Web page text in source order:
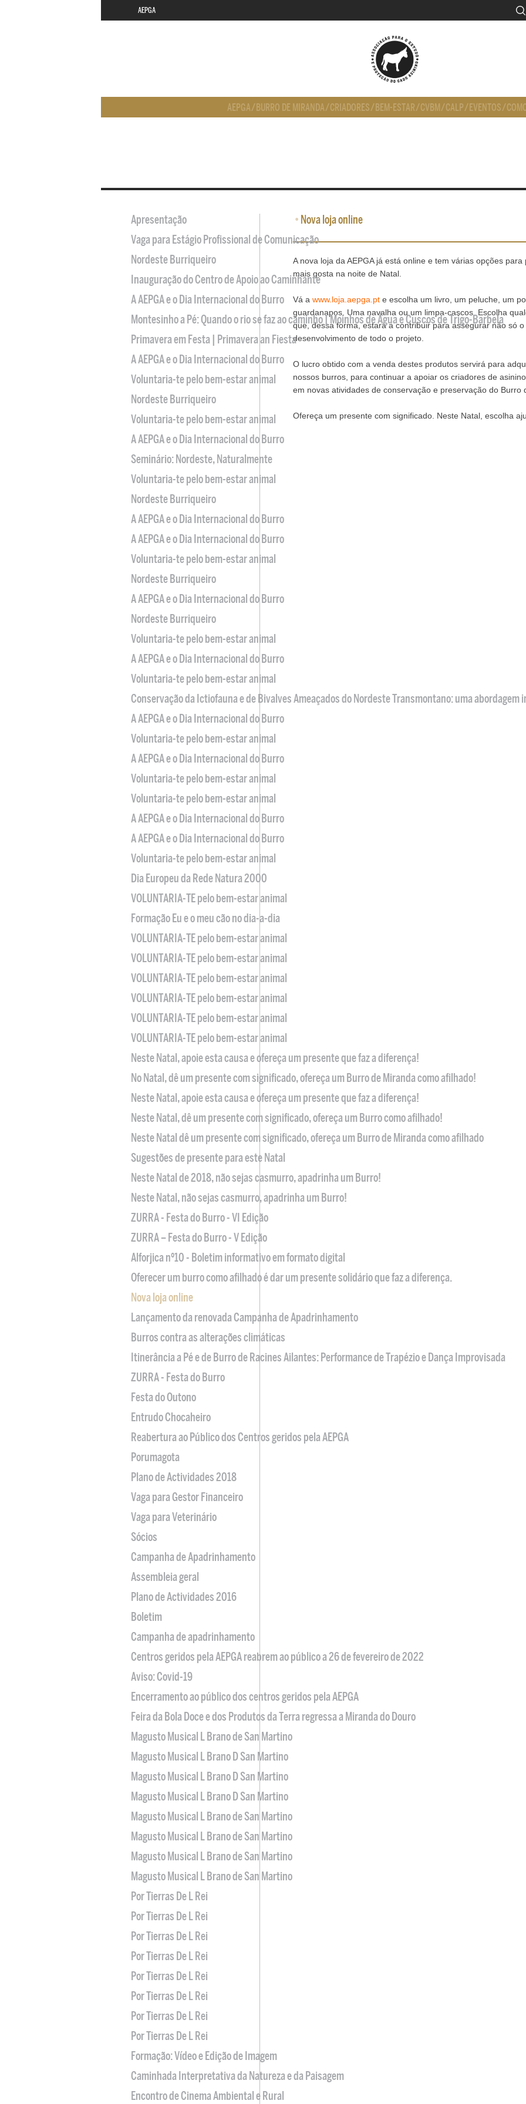
AEPGA
AEPGA/ BURRO DE MIRANDA/CRIADORES/ BEM-ESTAR/CVBM/CALP/ EVENTOS/
• Nova loja online
A nova loja da AEPGA já está online e tem várias opções
mais gosta na noite de Natal.
Vá a www.loja.aepga.pt e escolha um livro, um peluche, um
guardanapos. Uma navalha ou um limpa-cascos. Escolha
que, dessa forma, estará a contribuir para assegurar não só
desenvolvimento de todo o projeto.
O lucro obtido com a venda destes produtos servirá para
nossos burros, para continuar a apoiar os criadores de
em novas atividades de conservação e preservação do Burro
Ofereça um presente com significado. Neste Natal, escolha
Apresentação
Vaga para Estágio Profissional de Comunicação
Nordeste Burriqueiro
Inauguração do Centro de Apoio ao Caminhante
A AEPGA e o Dia Internacional do Burro
Montesinho a Pé: Quando o rio se faz ao caminho | Moinhos de Água e Cuscos de Trigo-Barbela
Primavera em Festa | Primavera an Fiesta
A AEPGA e o Dia Internacional do Burro
Voluntaria-te pelo bem-estar animal
Nordeste Burriqueiro
Voluntaria-te pelo bem-estar animal
A AEPGA e o Dia Internacional do Burro
Seminário: Nordeste, Naturalmente
Voluntaria-te pelo bem-estar animal
Nordeste Burriqueiro
A AEPGA e o Dia Internacional do Burro
A AEPGA e o Dia Internacional do Burro
Voluntaria-te pelo bem-estar animal
Nordeste Burriqueiro
A AEPGA e o Dia Internacional do Burro
Nordeste Burriqueiro
Voluntaria-te pelo bem-estar animal
A AEPGA e o Dia Internacional do Burro
Voluntaria-te pelo bem-estar animal
Conservação da Ictiofauna e de Bivalves Ameaçados do Nordeste Transmontano: uma abordagem
A AEPGA e o Dia Internacional do Burro
Voluntaria-te pelo bem-estar animal
A AEPGA e o Dia Internacional do Burro
Voluntaria-te pelo bem-estar animal
Voluntaria-te pelo bem-estar animal
A AEPGA e o Dia Internacional do Burro
A AEPGA e o Dia Internacional do Burro
Voluntaria-te pelo bem-estar animal
Dia Europeu da Rede Natura 2000
VOLUNTARIA-TE pelo bem-estar animal
Formação Eu e o meu cão no dia-a-dia
VOLUNTARIA-TE pelo bem-estar animal
VOLUNTARIA-TE pelo bem-estar animal
VOLUNTARIA-TE pelo bem-estar animal
VOLUNTARIA-TE pelo bem-estar animal
VOLUNTARIA-TE pelo bem-estar animal
VOLUNTARIA-TE pelo bem-estar animal
Neste Natal, apoie esta causa e ofereça um presente que faz a diferença!
No Natal, dê um presente com significado, ofereça um Burro de Miranda como afilhado!
Neste Natal, apoie esta causa e ofereça um presente que faz a diferença!
Neste Natal, dê um presente com significado, ofereça um Burro como afilhado!
Neste Natal dê um presente com significado, ofereça um Burro de Miranda como afilhado
Sugestões de presente para este Natal
Neste Natal de 2018, não sejas casmurro, apadrinha um Burro!
Neste Natal, não sejas casmurro, apadrinha um Burro!
ZURRA - Festa do Burro - VI Edição
ZURRA – Festa do Burro - V Edição
Alforjica nº10 - Boletim informativo em formato digital
Oferecer um burro como afilhado é dar um presente solidário que faz a diferença.
Nova loja online
Lançamento da renovada Campanha de Apadrinhamento
Burros contra as alterações climáticas
Itinerância a Pé e de Burro de Racines Ailantes: Performance de Trapézio e Dança Improvisada
ZURRA - Festa do Burro
Festa do Outono
Entrudo Chocaheiro
Reabertura ao Público dos Centros geridos pela AEPGA
Porumagota
Plano de Actividades 2018
Vaga para Gestor Financeiro
Vaga para Veterinário
Sócios
Campanha de Apadrinhamento
Assembleia geral
Plano de Actividades 2016
Boletim
Campanha de apadrinhamento
Centros geridos pela AEPGA reabrem ao público a 26 de fevereiro de 2022
Aviso: Covid-19
Encerramento ao público dos centros geridos pela AEPGA
Feira da Bola Doce e dos Produtos da Terra regressa a Miranda do Douro
Magusto Musical L Brano de San Martino
Magusto Musical L Brano D San Martino
Magusto Musical L Brano D San Martino
Magusto Musical L Brano D San Martino
Magusto Musical L Brano de San Martino
Magusto Musical L Brano de San Martino
Magusto Musical L Brano de San Martino
Magusto Musical L Brano de San Martino
Por Tierras De L Rei
Por Tierras De L Rei
Por Tierras De L Rei
Por Tierras De L Rei
Por Tierras De L Rei
Por Tierras De L Rei
Por Tierras De L Rei
Por Tierras De L Rei
Formação: Vídeo e Edição de Imagem
Caminhada Interpretativa da Natureza e da Paisagem
Encontro de Cinema Ambiental e Rural